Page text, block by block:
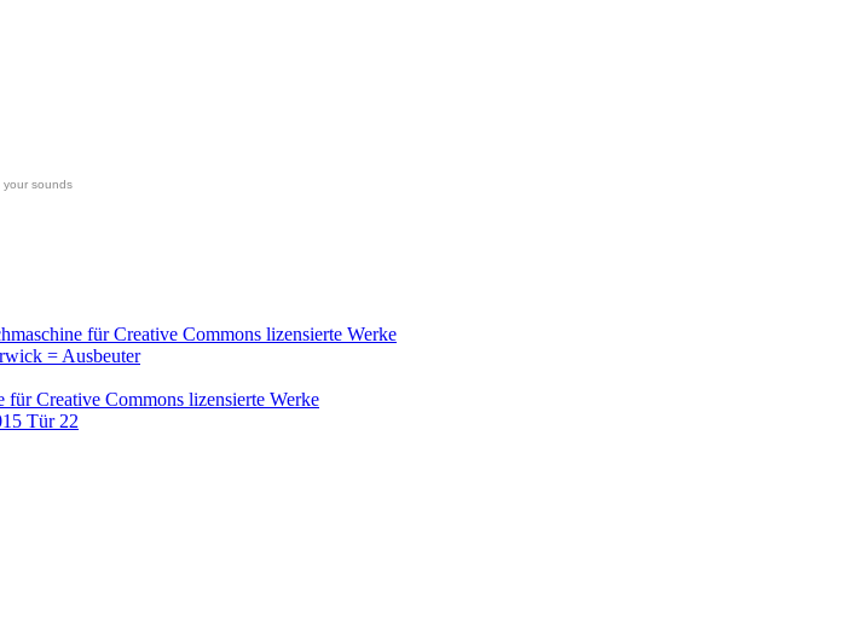
your sounds
für Creative Commons lizensierte Werke
= Ausbeuter
für Creative Commons lizensierte Werke
Tür 22